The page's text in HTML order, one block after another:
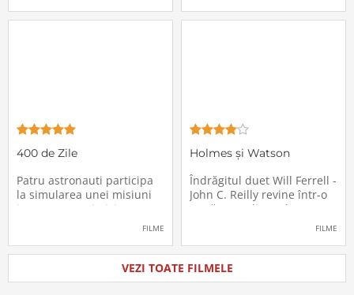
locurile lor. Teroarea și
sărbători - sora lui
400 de Zile
Patru astronauti participa
la simularea unei misiuni
in care sunt trimisi pe o
psihologice pe care le are
calatoria in spatiu. Starea
mentala a astronautilor
FILME
Holmes și Watson
Îndrăgitul duet Will Ferrell -
John C. Reilly revine într-o
nouă comedie: Holmes &
Watson, povestea super-
Holmes și a asistentului
său, dr. Watson, inspirată
de romanul best-seller al
FILME
VEZI TOATE FILMELE